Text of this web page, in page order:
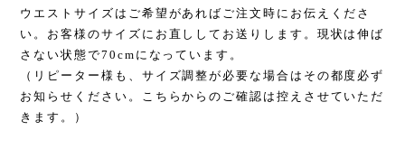
ウエストサイズはご希望があればご注文時にお伝えくださ
い。お客様のサイズにお直ししてお送りします。現状は伸ば
さない状態で70cmになっています。
（リピーター様も、サイズ調整が必要な場合はその都度必ず
お知らせください。こちらからのご確認は控えさせていただ
きます。）